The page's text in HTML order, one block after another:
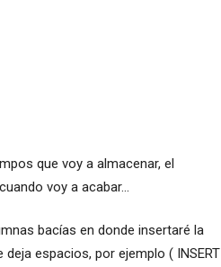
que voy a almacenar, el
voy a acabar...
bacías en donde insertaré la
espacios, por ejemplo ( INSERT